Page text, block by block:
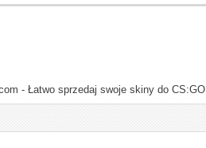
- Łatwo sprzedaj swoje skiny do CS:GO